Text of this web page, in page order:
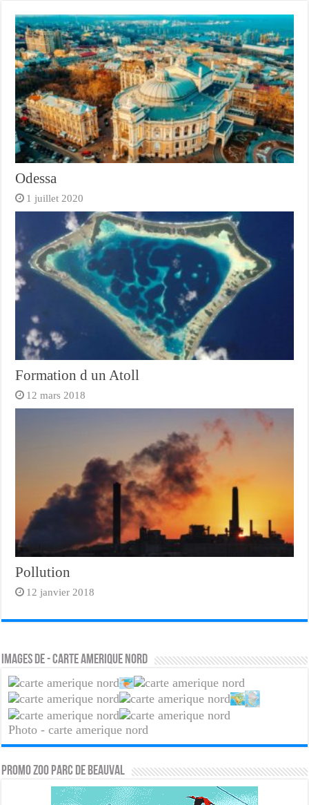
Odessa
1 juillet 2020
Formation d un Atoll
12 mars 2018
Pollution
12 janvier 2018
Images de - carte amerique nord
Photo - carte amerique nord
PROMO ZOO PARC DE BEAUVAL